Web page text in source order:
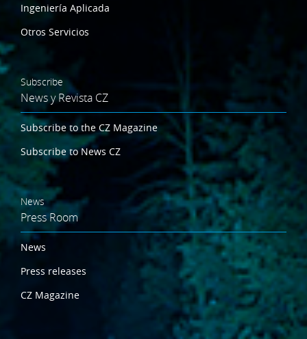
Ingeniería Aplicada
Otros Servicios
Subscribe
News y Revista CZ
Subscribe to the CZ Magazine
Subscribe to News CZ
News
Press Room
News
Press releases
CZ Magazine